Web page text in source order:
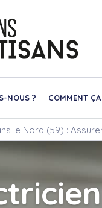
NOUS ? COMMENT
le Nord (59) :